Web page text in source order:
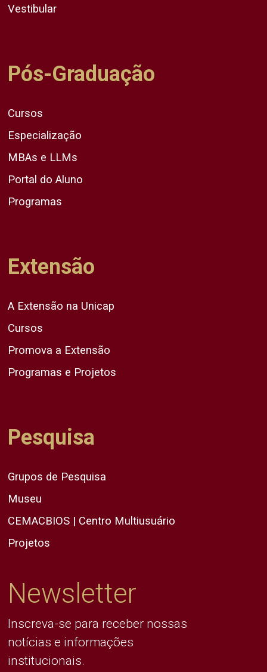
Vestibular
Pós-Graduação
Cursos
Especialização
MBAs e LLMs
Portal do Aluno
Programas
Extensão
A Extensão na Unicap
Cursos
Promova a Extensão
Programas e Projetos
Pesquisa
Grupos de Pesquisa
Museu
CEMACBIOS | Centro Multiusuário
Projetos
Newsletter
Inscreva-se para receber nossas
notícias e informações
institucionais.